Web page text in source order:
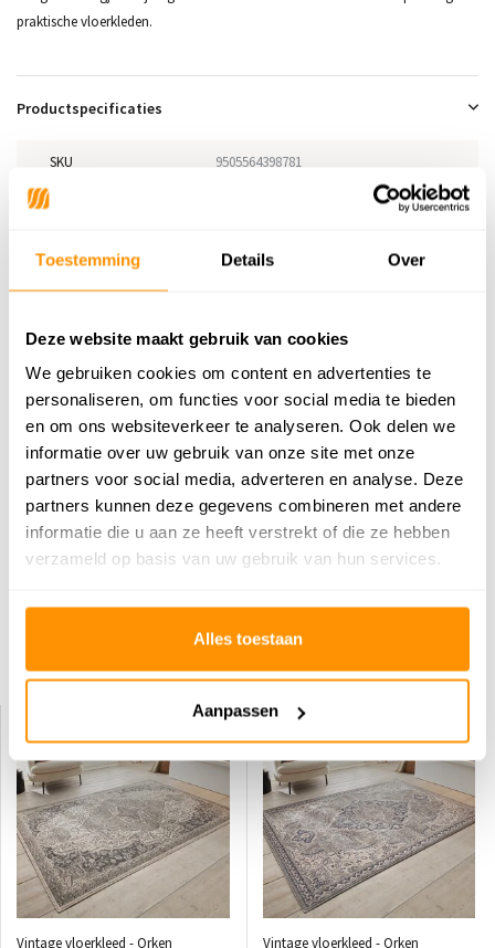
Toestemming Details Over
Deze website maakt gebruik van cookies
We gebruiken cookies om content en advertenties te
personaliseren, om functies voor social media te bieden
en om ons websiteverkeer te analyseren. Ook delen we
informatie over uw gebruik van onze site met onze
partners voor social media, adverteren en analyse. Deze
partners kunnen deze gegevens combineren met andere
informatie die u aan ze heeft verstrekt of die ze hebben
verzameld op basis van uw gebruik van hun services.
Alles toestaan
Aanpassen
119,95 20% Je bespaart 30 euro
praktische vloerkleden.
Productspecificaties
SKU 9505564398781
Reviews
Gemiddelde uit 0 beoordelingen
Er zijn nog geen reviews geschreven over dit product..
Dit vind je misschien ook leuk
Vintage vloerkleed - Orken
KORTING 29%
Vintage vloerkleed - Orken